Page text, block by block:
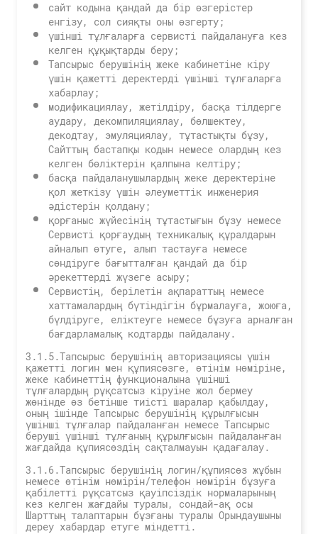
сайт кодына қандай да бір өзгерістер
енгізу, сол сияқты оны өзгерту;
үшінші тұлғаларға сервисті пайдалануға кез
келген құқықтарды беру;
Тапсырыс берушінің жеке кабинетіне кіру
үшін қажетті деректерді үшінші тұлғаларға
хабарлау;
модификациялау, жетілдіру, басқа тілдерге
аудару, декомпиляциялау, бөлшектеу,
декодтау, эмуляциялау, тұтастықты бұзу,
Сайттың бастапқы кодын немесе олардың кез
келген бөліктерін қалпына келтіру;
басқа пайдаланушылардың жеке деректеріне
қол жеткізу үшін әлеуметтік инженерия
әдістерін қолдану;
қорғаныс жүйесінің тұтастығын бұзу немесе
Сервисті қорғаудың техникалық құралдарын
айналып өтуге, алып тастауға немесе
сөндіруге бағытталған қандай да бір
әрекеттерді жүзеге асыру;
Сервистің, берілетін ақпараттың немесе
хаттамалардың бүтіндігін бұрмалауға, жоюға,
бүлдіруге, еліктеуге немесе бұзуға арналған
бағдарламалық кодтарды пайдалану.
3.1.5.Тапсырыс берушінің авторизациясы үшін
қажетті логин мен құпиясөзге, өтінім нөміріне,
жеке кабинеттің функционалына үшінші
тұлғалардың рұқсатсыз кіруіне жол бермеу
жөнінде өз бетінше тиісті шаралар қабылдау,
оның ішінде Тапсырыс берушінің құрылғысын
үшінші тұлғалар пайдаланған немесе Тапсырыс
беруші үшінші тұлғаның құрылғысын пайдаланған
жағдайда құпиясөздің сақталмауын қадағалау.
3.1.6.Тапсырыс берушінің логин/құпиясөз жұбын
немесе өтінім нөмірін/телефон нөмірін бұзуға
қабілетті рұқсатсыз қауіпсіздік нормаларының
кез келген жағдайы туралы, сондай-ақ осы
Шарттың талаптарын бұзғаны туралы Орындаушыны
дереу хабардар етуге міндетті.